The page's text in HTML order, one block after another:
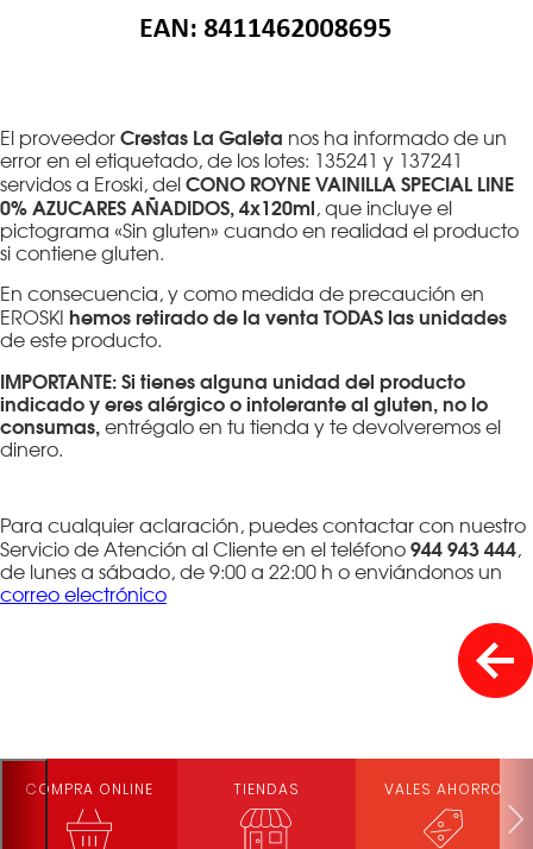
El proveedorCrestas La Galeta nos ha informado de un
error en el etiquetado, de los lotes: 135241 y 137241
servidos a Eroski, delCONO ROYNE VAINILLA SPECIAL LINE
0% AZUCARES AÑADIDOS, 4x120ml, que incluye el
pictograma «Sin gluten» cuando en realidad el producto
si contiene gluten.
En consecuencia, y como medida de precaución en
EROSKI hemos retirado de la venta TODAS las unidades
de este producto.
IMPORTANTE: Si tienes alguna unidad del producto
indicado y eres alérgico o intolerante al gluten, no lo
consumas,entrégalo en tu tienda y te devolveremos el
dinero.
Para cualquier aclaración, puedes contactar con nuestro
Servicio de Atención al Cliente en el teléfono944 943 444,
de lunes a sábado, de 9:00 a 22:00 h o enviándonos un
correo electrónico
COMPRA ONLINE TIENDAS VALES AHORRO